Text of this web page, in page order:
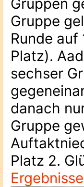
Gruppe
Runde
Platz).
sechser
danach
Gruppe
Platz 2.
Ergebnisse